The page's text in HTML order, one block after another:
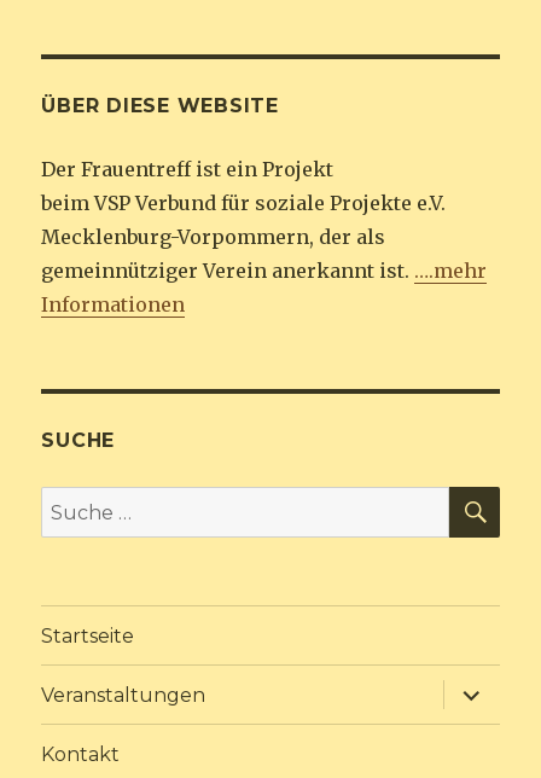
ÜBER DIESE WEBSITE
Der Frauentreff ist ein Projekt
beim VSP Verbund für soziale Projekte e.V.
Mecklenburg-Vorpommern, der als
gemeinnütziger Verein anerkannt ist. ….mehr
Informationen
SUCHE
Suche
nach:
Startseite
Veranstaltungen
Kontakt